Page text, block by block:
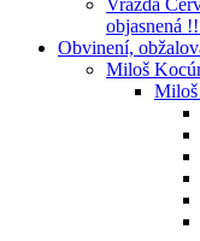
objasnená
Obvinení,
Miloš